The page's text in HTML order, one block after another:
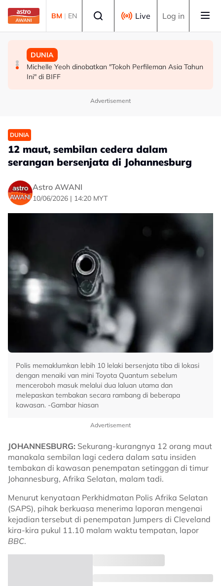
Skip to main content
BM | EN Live Log in
MALAYSIA
Persepsi negatif terhadap Bukit Malut tidak berasaskan
fakta - Ahli Akademik
MALAYSIA
Insiden rempuhan Jalan Ampang: Pendakwaan bantah
permohonan batal pertuduhan bunuh
DUNIA
Michelle Yeoh dinobatkan "Tokoh Perfileman Asia Tahun
Ini" di BIFF
Advertisement
DUNIA
12 maut, sembilan cedera dalam
serangan bersenjata di Johannesburg
Astro AWANI
10/06/2026 | 14:20 MYT
Polis memaklumkan lebih 10 lelaki bersenjata tiba di lokasi
dengan menaiki van mini Toyota Quantum sebelum
menceroboh masuk melalui dua laluan utama dan
melepaskan tembakan secara rambang di beberapa
kawasan. -Gambar hiasan
Advertisement
JOHANNESBURG: Sekurang-kurangnya 12 orang maut
manakala sembilan lagi cedera dalam satu insiden
tembakan di kawasan penempatan setinggan di timur
Johannesburg, Afrika Selatan, malam tadi.
Menurut kenyataan Perkhidmatan Polis Afrika Selatan
(SAPS), pihak berkuasa menerima laporan mengenai
kejadian tersebut di penempatan Jumpers di Cleveland
kira-kira pukul 11.10 malam waktu tempatan, lapor
BBC.